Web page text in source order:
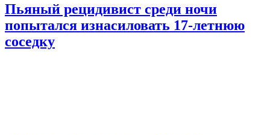
Пьяный рецидивист среди ночи
попытался изнасиловать 17-летнюю
соседку